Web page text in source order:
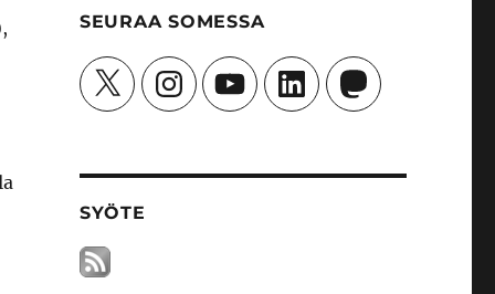
SEURAA SOMESSA
X InstagramYouTubeLinkedInMastodon
SYÖTE